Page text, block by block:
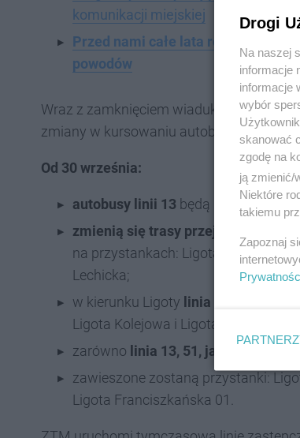
komunikacji miejskiej
Przed nami całe lata rozkopanych
powodów
Wraz z zamknięciem wiaduktu nad ulicą
zmiany w kursowaniu autobusów:
Od 30 września:
autobusy linii 13 będą kursować
zmienią się trasy przejazdu linii 51 i
na przystankach: Ligota Poleska,
Lechicka;
w kierunku Ligoty linia 51
Ligota Kolejowa i Ligota Kolejowa
zarówno linia 13, 51, jak i 913
będą
zawieszone zostaną przystanki:
Ligota Franciszkańska 01.
Drogi
Na naszej
informacje
informacje
wybór
skanować
zgodę na
ją zmienić/
Niektóre
takiemu
Zapoznaj